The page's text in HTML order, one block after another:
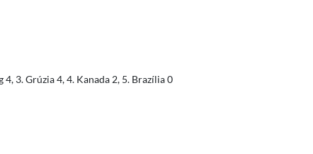
3. Grúzia 4, 4. Kanada 2, 5. Brazília 0